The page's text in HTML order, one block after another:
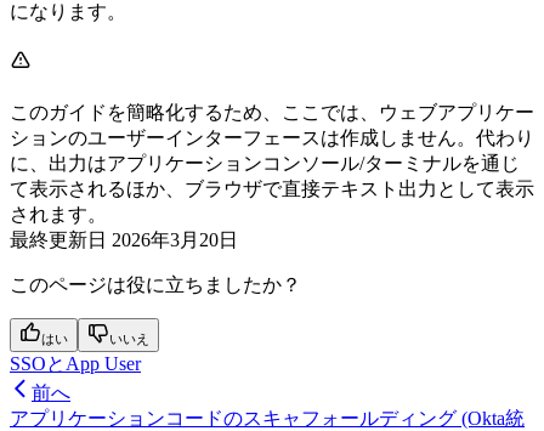
になります。
このガイドを簡略化するため、ここでは、ウェブアプリケー
ションのユーザーインターフェースは作成しません。代わり
に、出力はアプリケーションコンソール/ターミナルを通じ
て表示されるほか、ブラウザで直接テキスト出力として表示
されます。
最終更新日 2026年3月20日
このページは役に立ちましたか？
はい いいえ
SSOとApp User
前へ
アプリケーションコードのスキャフォールディング (Okta統